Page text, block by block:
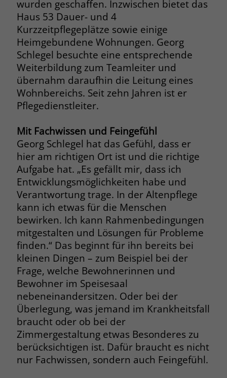
wurden geschaffen. Inzwischen bietet das
Haus 53 Dauer- und 4
Kurzzeitpflegeplätze sowie einige
Heimgebundene Wohnungen. Georg
Schlegel besuchte eine entsprechende
Weiterbildung zum Teamleiter und
übernahm daraufhin die Leitung eines
Wohnbereichs. Seit zehn Jahren ist er
Pflegedienstleiter.
Mit Fachwissen und Feingefühl
Georg Schlegel hat das Gefühl, dass er
hier am richtigen Ort ist und die richtige
Aufgabe hat. „Es gefällt mir, dass ich
Entwicklungsmöglichkeiten habe und
Verantwortung trage. In der Altenpflege
kann ich etwas für die Menschen
bewirken. Ich kann Rahmenbedingungen
mitgestalten und Lösungen für Probleme
finden.“ Das beginnt für ihn bereits bei
kleinen Dingen – zum Beispiel bei der
Frage, welche Bewohnerinnen und
Bewohner im Speisesaal
nebeneinandersitzen. Oder bei der
Überlegung, was jemand im Krankheitsfall
braucht oder ob bei der
Zimmergestaltung etwas Besonderes zu
berücksichtigen ist. Dafür braucht es nicht
nur Fachwissen, sondern auch Feingefühl.
Name _fbp
Anbieter Facebook
Laufzeit
Zweck
Der Zweck von _fbp ist vollständig auf
die Werbe- und Analysebemühungen
von Facebook zurückzuführen. Dieses
Facebook platziert es, während ein
Verbraucher auf Facebook ist. Dieses
Cookie verfolgt die Besuche eines
Nutzers auf verschiedenen Websites
und meldet dieses Verhalten an
Facebook. Facebook kann dann die
gesammelten Daten nutzen, um den
Nutzer besser zu verstehen und
bessere, relevantere Werbung zu
zeigen. Das _fbp-Cookie sammelt keine
persönlich identifizierbaren
Informationen und wird von Facebook
nur platziert, um Daten an das
Unternehmen zurückzusenden.